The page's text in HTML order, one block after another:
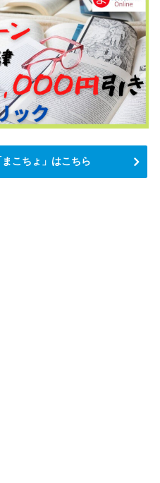
こちょ」はこちら